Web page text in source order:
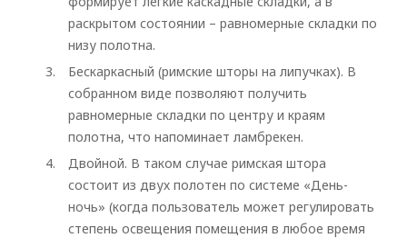
раскрытом состоянии – равномерные складки по
низу полотна.
Бескаркасный (римские шторы на липучках). В
собранном виде позволяют получить
равномерные складки по центру и краям
полотна, что напоминает ламбрекен.
Двойной. В таком случае римская штора
состоит из двух полотен по системе «День-
ночь» (когда пользователь может регулировать
степень освещения помещения в любое время